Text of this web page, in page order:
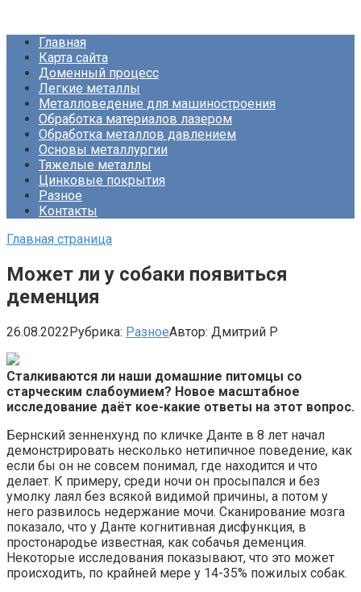
контентуГлавная
Карта сайта
Доменный процесс
Легкие металлы
Металловедение для машиностроения
Обработка материалов лазером
Обработка металлов давлением
Основы металлургии
Тяжелые металлы
Цинковые покрытия
Разное
Контакты
Главная страница
Может ли у собаки появиться
деменция
26.08.2022Рубрика: РазноеАвтор: Дмитрий Р
Сталкиваются ли наши домашние питомцы со
старческим слабоумием? Новое масштабное
исследование даёт кое-какие ответы на этот вопрос.
Бернский зенненхунд по кличке Данте в 8 лет начал
демонстрировать несколько нетипичное поведение, как
если бы он не совсем понимал, где находится и что
делает. К примеру, среди ночи он просыпался и без
умолку лаял без всякой видимой причины, а потом у
него развилось недержание мочи. Сканирование мозга
показало, что у Данте когнитивная дисфункция, в
простонародье известная, как собачья деменция.
Некоторые исследования показывают, что это может
происходить, по крайней мере у 14-35% пожилых собак.